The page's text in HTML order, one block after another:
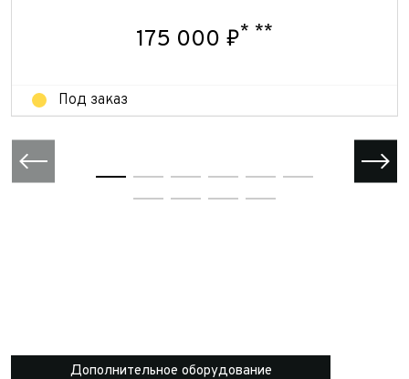
175 000 ₽* **
Под заказ
Дополнительное оборудование
Отправить